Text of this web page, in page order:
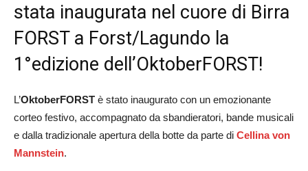
stata inaugurata nel cuore di Birra
FORST a Forst/Lagundo la
1°edizione dell’OktoberFORST!
L’OktoberFORST è stato inaugurato con un emozionante
corteo festivo, accompagnato da sbandieratori, bande musicali
e dalla tradizionale apertura della botte da parte di Cellina von
Mannstein.